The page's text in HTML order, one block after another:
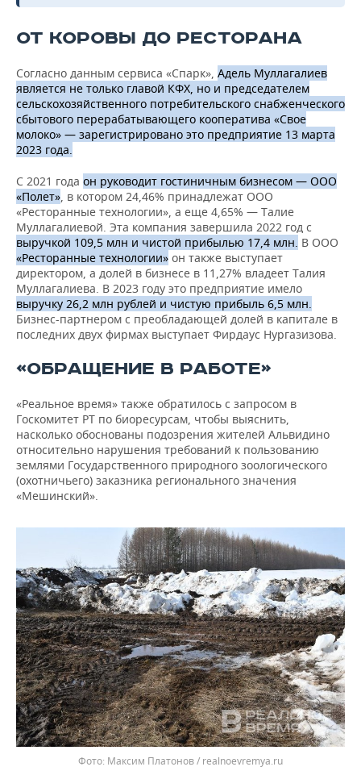
ОТ КОРОВЫ ДО РЕСТОРАНА
Согласно данным сервиса «Спарк», Адель Муллагалиев
является не только главой КФХ, но и председателем
сельскохозяйственного потребительского снабженческого
сбытового перерабатывающего кооператива «Свое
молоко» — зарегистрировано это предприятие 13 марта
2023 года.
С 2021 года он руководит гостиничным бизнесом — ООО
«Полет», в котором 24,46% принадлежат ООО
«Ресторанные технологии», а еще 4,65% — Талие
Муллагалиевой. Эта компания завершила 2022 год с
выручкой 109,5 млн и чистой прибылью 17,4 млн. В ООО
«Ресторанные технологии» он также выступает
директором, а долей в бизнесе в 11,27% владеет Талия
Муллагалиева. В 2023 году это предприятие имело
выручку 26,2 млн рублей и чистую прибыль 6,5 млн.
Бизнес-партнером с преобладающей долей в капитале в
последних двух фирмах выступает Фирдаус Нургазизова.
«ОБРАЩЕНИЕ В РАБОТЕ»
«Реальное время» также обратилось с запросом в
Госкомитет РТ по биоресурсам, чтобы выяснить,
насколько обоснованы подозрения жителей Альвидино
относительно нарушения требований к пользованию
землями Государственного природного зоологического
(охотничьего) заказника регионального значения
«Мешинский».
Максим Платонов / realnoevremya.ru